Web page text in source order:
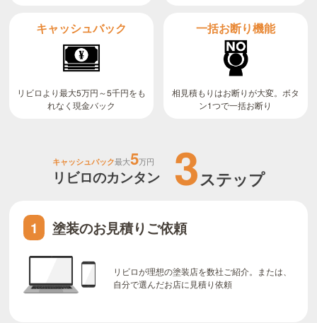
キャッシュバック
リビロより最大5万円～5千円をも
れなく現金バック
一括お断り機能
相見積もりはお断りが大変。ボタ
ン1つで一括お断り
キャッシュバック最大5万円
リビロのカンタン 3ステップ
1 塗装のお見積りご依頼
リビロが理想の塗装店を数社ご紹介。または、
自分で選んだお店に見積り依頼